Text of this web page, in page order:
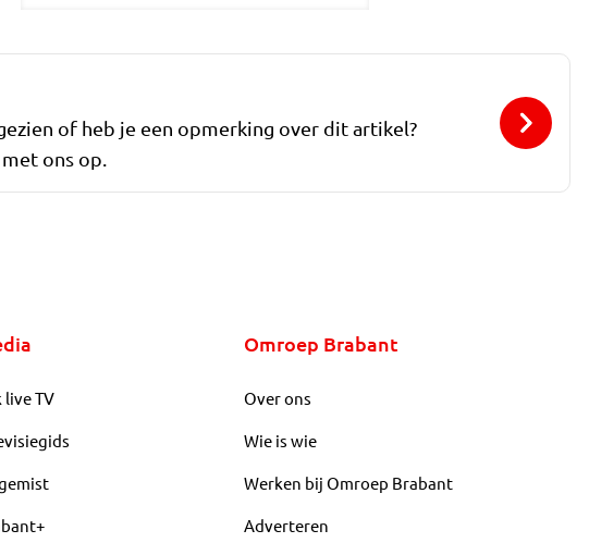
of heb je een opmerking over dit artikel?
ons op.
live TV
Omroep Brabant
Over ons
Wie is wie
Werken bij Omroep Brabant
Adverteren